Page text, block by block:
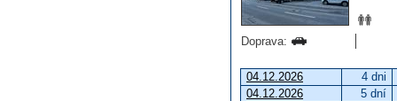
Doprava:
04.12.2026
4 dni
04.12.2026
5 dní